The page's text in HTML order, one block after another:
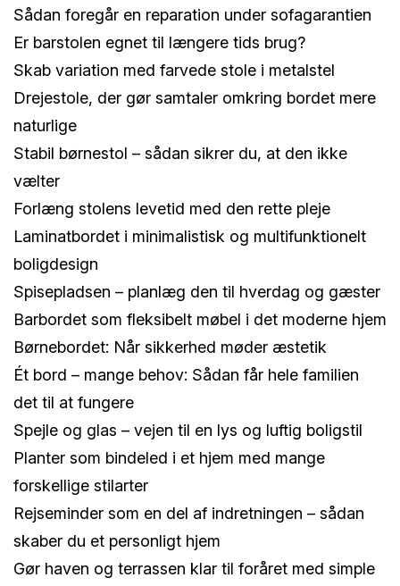
Sådan foregår en reparation under sofagarantien
Er barstolen egnet til længere tids brug?
Skab variation med farvede stole i metalstel
Drejestole, der gør samtaler omkring bordet mere
naturlige
Stabil børnestol – sådan sikrer du, at den ikke
vælter
Forlæng stolens levetid med den rette pleje
Laminatbordet i minimalistisk og multifunktionelt
boligdesign
Spisepladsen – planlæg den til hverdag og gæster
Barbordet som fleksibelt møbel i det moderne hjem
Børnebordet: Når sikkerhed møder æstetik
Ét bord – mange behov: Sådan får hele familien
det til at fungere
Spejle og glas – vejen til en lys og luftig boligstil
Planter som bindeled i et hjem med mange
forskellige stilarter
Rejseminder som en del af indretningen – sådan
skaber du et personligt hjem
Gør haven og terrassen klar til foråret med simple